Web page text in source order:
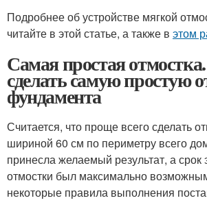
Подробнее об устройстве мягкой
читайте в этой статье, а также в этом
Самая простая
сделать самую простую
фундамента
Считается, что проще всего сделать
шириной 60 см по периметру всего
принесла желаемый результат, а срок
отмостки был максимально
некоторые правила выполнения